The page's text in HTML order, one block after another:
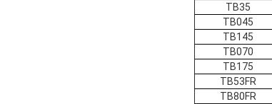
TB35
TB045
TB145
TB070
TB175
TB53FR
TB80FR